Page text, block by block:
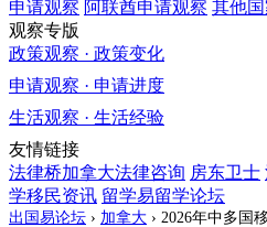
申请观察 阿联酋申请观察 其他
观察专版
政策观察 · 政策变化
申请观察 · 申请进度
生活观察 · 生活经验
友情链接
法律桥加拿大法律咨询 房东卫士
学移民资讯 留学易留学论坛
出国易论坛 › 加拿大 › 2026年中多国